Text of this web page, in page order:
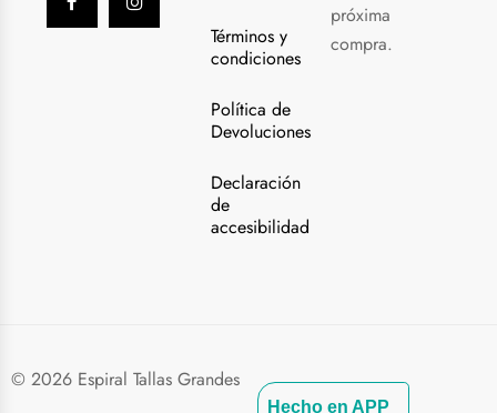
Términos y
condiciones
Política de
Devoluciones
Declaración
de
accesibilidad
próxima
compra.
© 2026 Espiral Tallas Grandes
Hecho en APP_